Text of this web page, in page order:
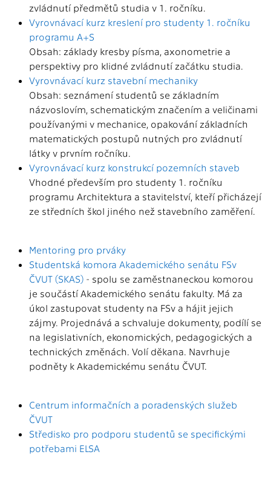
zvládnutí předmětů studia v 1. ročníku.
Vyrovnávací kurz kreslení pro studenty 1. ročníku
programu A+S
Obsah: základy kresby písma, axonometrie a
perspektivy pro klidné zvládnutí začátku studia.
Vyrovnávací kurz stavební mechaniky
Obsah: seznámení studentů se základním
názvoslovím, schematickým značením a veličinami
používanými v mechanice, opakování základních
matematických postupů nutných pro zvládnutí
látky v prvním ročníku.
Vyrovnávací kurz konstrukcí pozemních staveb
Vhodné především pro studenty 1. ročníku
programu Architektura a stavitelství, kteří přicházejí
ze středních škol jiného než stavebního zaměření.
Mentoring pro prváky
Studentská komora Akademického senátu FSv
ČVUT (SKAS) - spolu se zaměstnaneckou komorou
je součástí Akademického senátu fakulty. Má za
úkol zastupovat studenty na FSv a hájit jejich
zájmy. Projednává a schvaluje dokumenty, podílí se
na legislativních, ekonomických, pedagogických a
technických změnách. Volí děkana. Navrhuje
podněty k Akademickému senátu ČVUT.
Centrum informačních a poradenských služeb
ČVUT
Středisko pro podporu studentů se specifickými
potřebami ELSA